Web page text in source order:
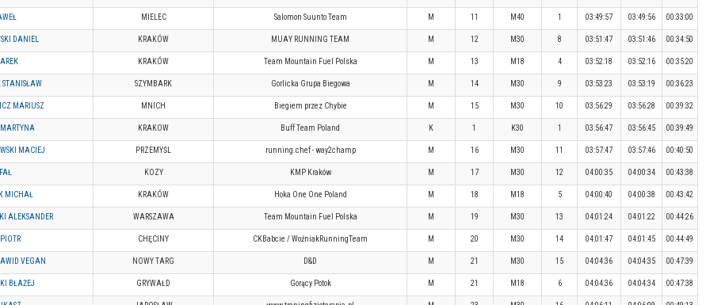
MIELEC Salomon Suunto Team M 11 M40 1 03:49:57 03:49:56 00:33:00
DANIEL KRAKÓW MUAY RUNNING TEAM M 12 M30 8 03:51:47 03:51:46 00:34:50
KRAKÓW Team Mountain Fuel Polska M 13 M18 4 03:52:18 03:52:16 00:35:20
STANISŁAW SZYMBARK Gorlicka Grupa Biegowa M 14 M30 9 03:53:23 03:53:19 00:36:23
MARIUSZ MNICH Biegiem przez Chybie M 15 M30 10 03:56:29 03:56:28 00:39:32
KRAKOW Buff Team Poland K 1 K30 1 03:56:47 03:56:45 00:39:49
MACIEJ PRZEMYŚL running.chef - way2champ M 16 M30 11 03:57:47 03:57:46 00:40:50
KOZY KMP Kraków M 17 M30 12 04:00:35 04:00:34 00:43:38
MICHAŁ KRAKÓW Hoka One One Poland M 18 M18 5 04:00:40 04:00:38 00:43:42
ALEKSANDER WARSZAWA Team Mountain Fuel Polska M 19 M30 13 04:01:24 04:01:22 00:44:26
CHĘCINY CKBabcie / WoźniakRunningTeam M 20 M30 14 04:01:47 04:01:45 00:44:49
VEGAN NOWY TARG D&D M 21 M30 15 04:04:36 04:04:35 00:47:39
BŁAŻEJ GRYWAŁD Gorący Potok M 21 M18 6 04:04:36 04:04:34 00:47:38